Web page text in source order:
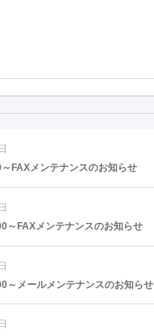
FAXメンテナンスのお知らせ
～FAXメンテナンスのお知らせ
～メールメンテナンスのお知らせ